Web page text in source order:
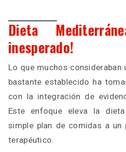
Dieta
inesperado!
Lo que muchos consideraban
bastante establecido ha
con la integración de
Este enfoque eleva la
simple plan de comidas a un
terapéutico.